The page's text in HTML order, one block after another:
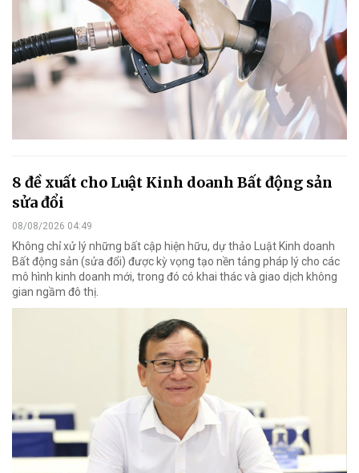
8 đề xuất cho Luật Kinh doanh Bất động sản
sửa đổi
08/08/2026 04:49
Không chỉ xử lý những bất cập hiện hữu, dự thảo Luật Kinh doanh
Bất động sản (sửa đổi) được kỳ vọng tạo nền tảng pháp lý cho các
mô hình kinh doanh mới, trong đó có khai thác và giao dịch không
gian ngầm đô thị.